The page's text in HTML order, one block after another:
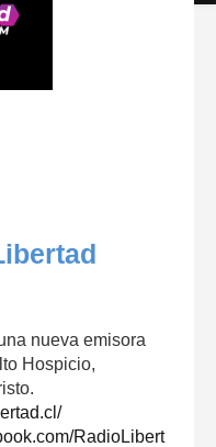
nueva emisora
Hospicio,
RadioLibert